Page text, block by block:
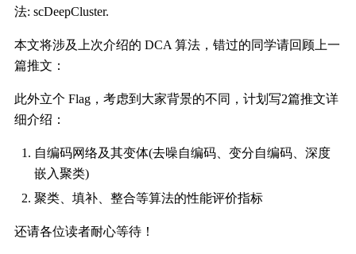
法: scDeepCluster.
本文将涉及上次介绍的 DCA 算法，错过的同学请回顾上一
篇推文：
此外立个 Flag，考虑到大家背景的不同，计划写2篇推文详
细介绍：
自编码网络及其变体(去噪自编码、变分自编码、深度
嵌入聚类)
聚类、填补、整合等算法的性能评价指标
还请各位读者耐心等待！